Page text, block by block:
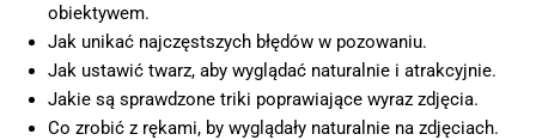
obiektywem.
Jak unikać najczęstszych błędów w pozowaniu.
Jak ustawić twarz, aby wyglądać naturalnie i atrakcyjnie.
Jakie są sprawdzone triki poprawiające wyraz zdjęcia.
Co zrobić z rękami, by wyglądały naturalnie na zdjęciach.